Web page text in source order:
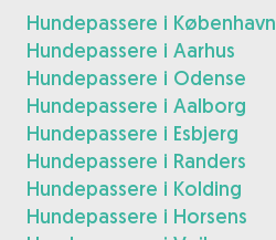
Hundepassere i København
Hundepassere i Aarhus
Hundepassere i Odense
Hundepassere i Aalborg
Hundepassere i Esbjerg
Hundepassere i Randers
Hundepassere i Kolding
Hundepassere i Horsens